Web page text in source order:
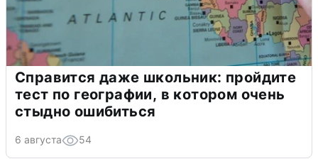
Справится даже школьник: пройдите
тест по географии, в котором очень
стыдно ошибиться
6 августа 54